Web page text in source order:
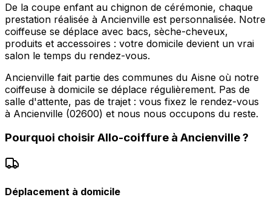
De la coupe enfant au chignon de cérémonie, chaque
prestation réalisée à Ancienville est personnalisée. Notre
coiffeuse se déplace avec bacs, sèche-cheveux,
produits et accessoires : votre domicile devient un vrai
salon le temps du rendez-vous.
Ancienville fait partie des communes du Aisne où notre
coiffeuse à domicile se déplace régulièrement. Pas de
salle d'attente, pas de trajet : vous fixez le rendez-vous
à Ancienville (02600) et nous nous occupons du reste.
Pourquoi choisir Allo-coiffure à Ancienville?
Déplacement à domicile